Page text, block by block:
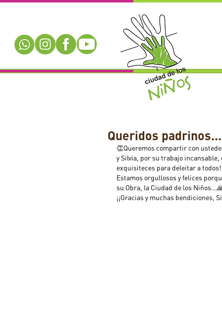
Queridos
👏Queremos compartir con
y Silvia, por su trabajo
exquisiteces para deleitar a todos!
Estamos orgullosos y felices
su Obra, la Ciudad de los
¡¡Gracias y muchas bendiciones,